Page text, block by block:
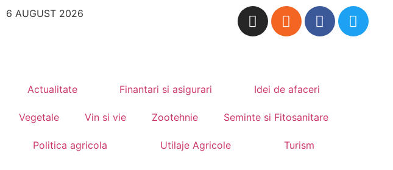
6 AUGUST 2026
Actualitate Finantari si asigurari Idei de afaceri
Vegetale Vin si vie Zootehnie Seminte si Fitosanitare
Politica agricola Utilaje Agricole Turism